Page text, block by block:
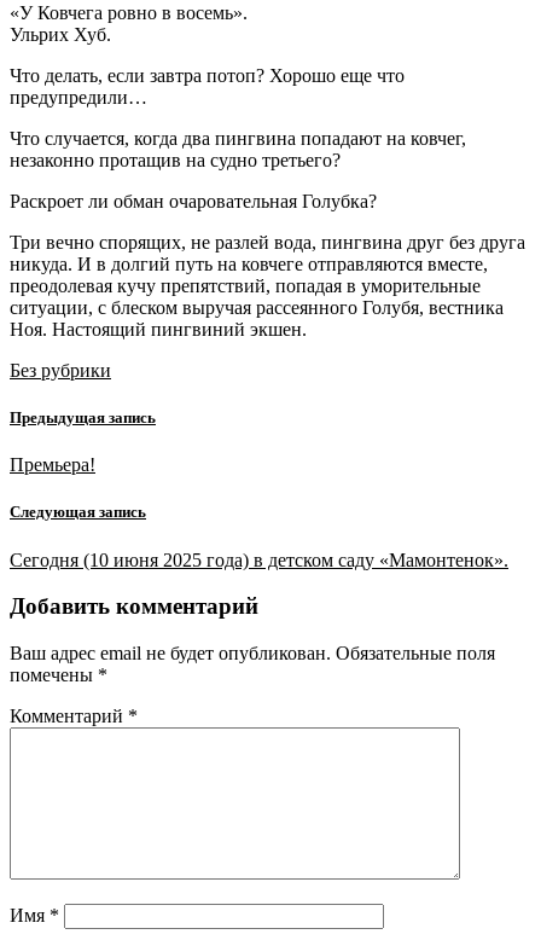
«У Ковчега ровно в восемь».
Ульрих Хуб.
Что делать, если завтра потоп? Хорошо еще что
предупредили…
Что случается, когда два пингвина попадают на ковчег,
незаконно протащив на судно третьего?
Раскроет ли обман очаровательная Голубка?
Три вечно спорящих, не разлей вода, пингвина друг без друга
никуда. И в долгий путь на ковчеге отправляются вместе,
преодолевая кучу препятствий, попадая в уморительные
ситуации, с блеском выручая рассеянного Голубя, вестника
Ноя. Настоящий пингвиний экшен.
Без рубрики
Предыдущая запись
Премьера!
Следующая запись
Сегодня (10 июня 2025 года) в детском саду «Мамонтенок».
Добавить комментарий
Ваш адрес email не будет опубликован. Обязательные поля
помечены *
Комментарий *
Имя *